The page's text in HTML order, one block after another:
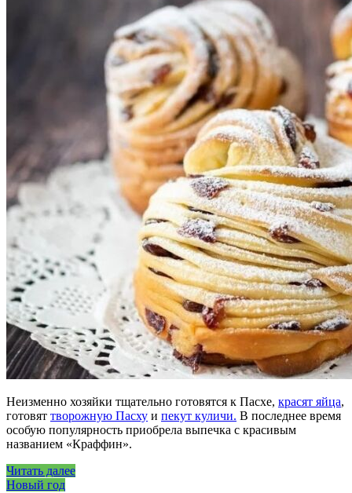
Неизменно хозяйки тщательно готовятся к Пасхе, красят яйца,
готовят творожную Пасху и пекут куличи. В последнее время
особую популярность приобрела выпечка с красивым
названием «Краффин».
Читать далее
Новый год